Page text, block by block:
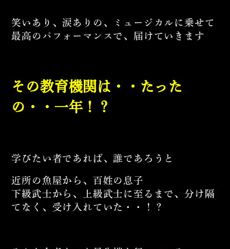
笑いあり、涙ありの、ミュージカルに乗せて
最高のパフォーマンスで、届けていきます
その教育機関は・・たった
の・・一年！？
学びたい者であれば、誰であろうと
近所の魚屋から、百姓の息子
下級武士から、上級武士に至るまで、分け隔
てなく、受け入れていた・・！？